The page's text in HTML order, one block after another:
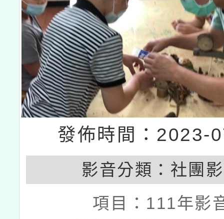
發佈時間：2023-
影音分類： 社團
項目： 111年影